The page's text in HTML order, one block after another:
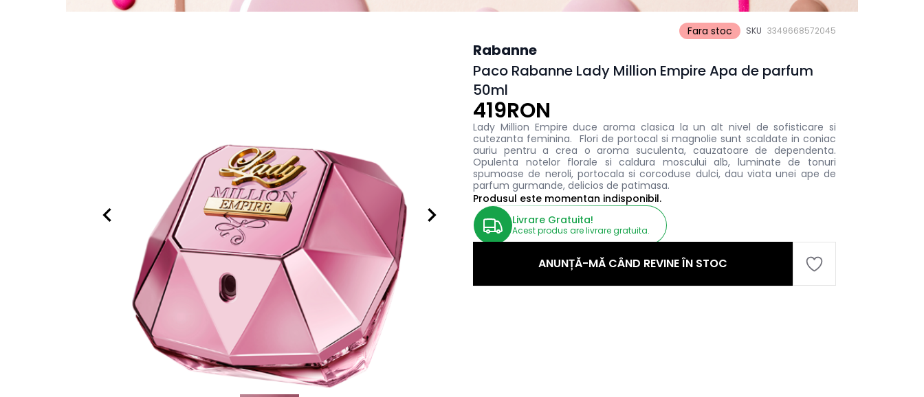
Fara stoc SKU 3349668572045
Rabanne
Paco Rabanne Lady Million Empire Apa de parfum
50ml
419RON
Lady Million Empire duce aroma clasica la un alt nivel de sofisticare si
cutezanta feminina. Flori de portocal si magnolie sunt scaldate in coniac
auriu pentru a crea o aroma suculenta, cauzatoare de dependenta.
Opulenta notelor florale si caldura moscului alb, luminate de tonuri
spumoase de neroli, portocala si corcoduse dulci, dau viata unei ape de
parfum gurmande, delicios de patimasa.
Produsul este momentan indisponibil.
Livrare Gratuita!
Acest produs are livrare gratuita.
ANUNȚĂ-MĂ CÂND REVINE ÎN STOC